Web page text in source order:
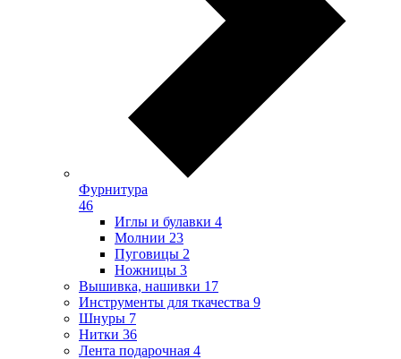
Фурнитура
46
Иглы и булавки 4
Молнии 23
Пуговицы 2
Ножницы 3
Вышивка, нашивки 17
Инструменты для ткачества 9
Шнуры 7
Нитки 36
Лента подарочная 4